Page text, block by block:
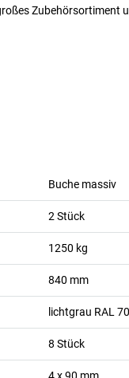
Zubehörsortiment
Buche massiv
2 Stück
1250 kg
840 mm
lichtgrau RAL
8 Stück
4 x 90 mm